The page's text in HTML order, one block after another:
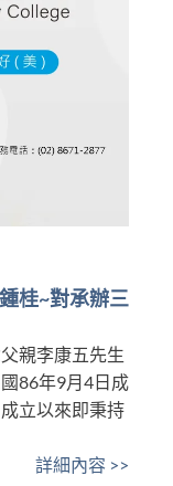
桂~對承辦三
親李康五先生
86年9月4日成
立以來即秉持
詳細內容 >>